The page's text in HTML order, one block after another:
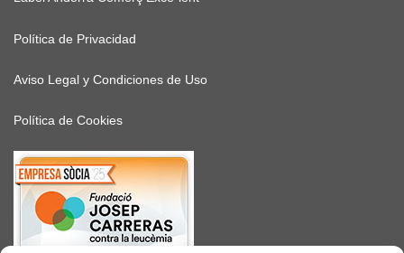
Política de Privacidad
Aviso Legal y Condiciones de Uso
Política de Cookies